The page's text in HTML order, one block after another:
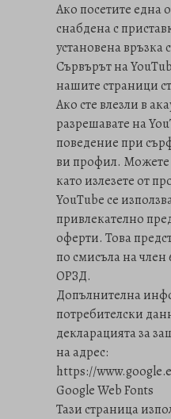
Ако посетите една
снабдена с
установена връзка
Сървърът на
нашите страници
Ако сте влезли в
разрешавате на
поведение при
ви профил. Можете
като излезете от
YouTube се
привлекателно
оферти. Това
по смисъла на член
ОРЗД.
Допълнителна
потребителски
декларацията за
на адрес:
https://
Google Web Fonts
Тази страница